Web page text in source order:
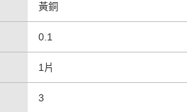
黃銅
0.1
1片
3